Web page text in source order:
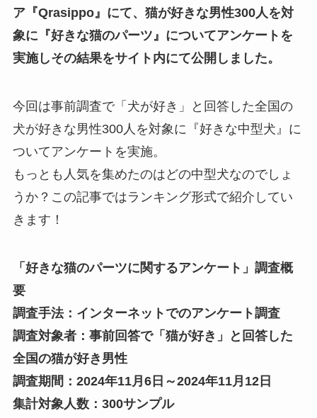
ア『Qrasippo』にて、猫が好きな男性300人を対
象に『好きな猫のパーツ』についてアンケートを
実施しその結果をサイト内にて公開しました。
今回は事前調査で「犬が好き」と回答した全国の
犬が好きな男性300人を対象に『好きな中型犬』に
ついてアンケートを実施。
もっとも人気を集めたのはどの中型犬なのでしょ
うか？この記事ではランキング形式で紹介してい
きます！
「好きな猫のパーツに関するアンケート」調査概
要
調査手法：インターネットでのアンケート調査
調査対象者：事前回答で「猫が好き」と回答した
全国の猫が好き男性
調査期間：2024年11月6日～2024年11月12日
集計対象人数：300サンプル